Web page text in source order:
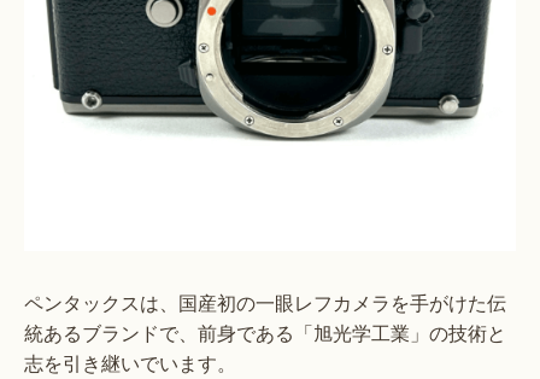
ペンタックスは、国産初の一眼レフカメラを手がけた伝
統あるブランドで、前身である「旭光学工業」の技術と
志を引き継いでいます。